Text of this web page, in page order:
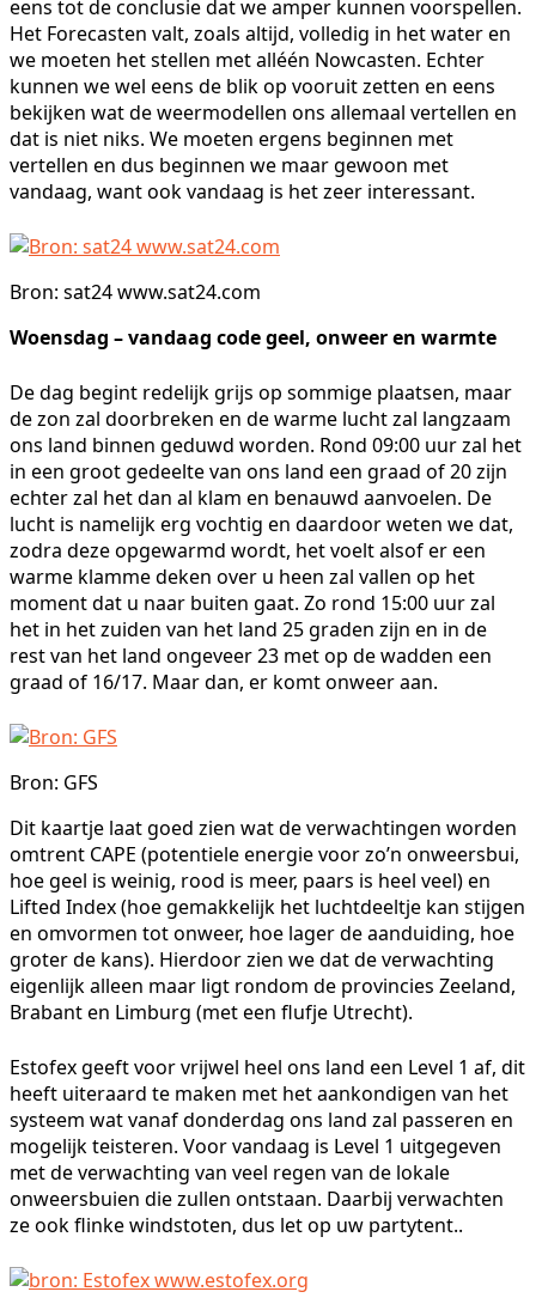
eens tot de conclusie dat we amper kunnen voorspellen.
Het Forecasten valt, zoals altijd, volledig in het water en
we moeten het stellen met alléén Nowcasten. Echter
kunnen we wel eens de blik op vooruit zetten en eens
bekijken wat de weermodellen ons allemaal vertellen en
dat is niet niks. We moeten ergens beginnen met
vertellen en dus beginnen we maar gewoon met
vandaag, want ook vandaag is het zeer interessant.
Bron: sat24 www.sat24.com
Woensdag – vandaag code geel, onweer en warmte
De dag begint redelijk grijs op sommige plaatsen, maar
de zon zal doorbreken en de warme lucht zal langzaam
ons land binnen geduwd worden. Rond 09:00 uur zal het
in een groot gedeelte van ons land een graad of 20 zijn
echter zal het dan al klam en benauwd aanvoelen. De
lucht is namelijk erg vochtig en daardoor weten we dat,
zodra deze opgewarmd wordt, het voelt alsof er een
warme klamme deken over u heen zal vallen op het
moment dat u naar buiten gaat. Zo rond 15:00 uur zal
het in het zuiden van het land 25 graden zijn en in de
rest van het land ongeveer 23 met op de wadden een
graad of 16/17. Maar dan, er komt onweer aan.
Bron: GFS
Dit kaartje laat goed zien wat de verwachtingen worden
omtrent CAPE (potentiele energie voor zo’n onweersbui,
hoe geel is weinig, rood is meer, paars is heel veel) en
Lifted Index (hoe gemakkelijk het luchtdeeltje kan stijgen
en omvormen tot onweer, hoe lager de aanduiding, hoe
groter de kans). Hierdoor zien we dat de verwachting
eigenlijk alleen maar ligt rondom de provincies Zeeland,
Brabant en Limburg (met een flufje Utrecht).
Estofex geeft voor vrijwel heel ons land een Level 1 af, dit
heeft uiteraard te maken met het aankondigen van het
systeem wat vanaf donderdag ons land zal passeren en
mogelijk teisteren. Voor vandaag is Level 1 uitgegeven
met de verwachting van veel regen van de lokale
onweersbuien die zullen ontstaan. Daarbij verwachten
ze ook flinke windstoten, dus let op uw partytent..